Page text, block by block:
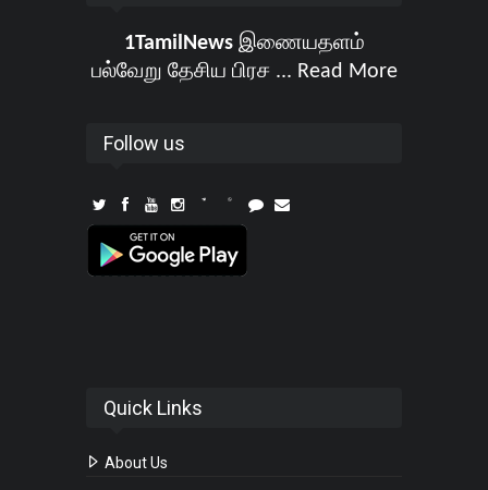
1TamilNewsஇணையதளம்
பல்வேறு தேசிய பிரச ... Read More
Follow us
Quick Links
About Us